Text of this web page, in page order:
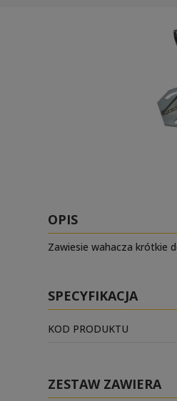
OPIS
Zawiesie wahacza krótkie
SPECYFIKACJA
KOD PRODUKTU
ZESTAW ZAWIERA